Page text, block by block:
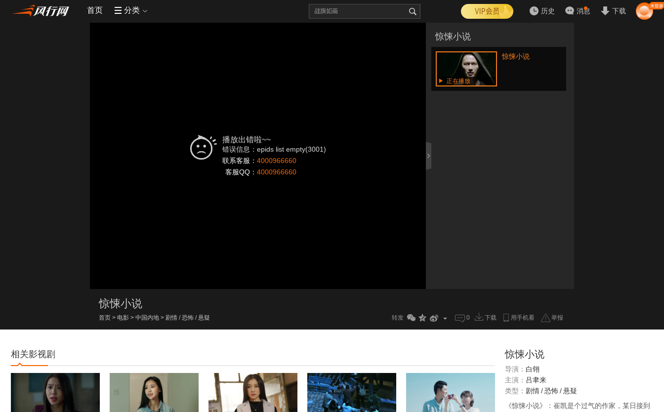
首页 分类 历史 消息 下载
播放出错啦~~
错误信息：epids list empty(3001)
联系客服： 4000966660
客服QQ： 4000966660
惊悚小说
正在播放
惊悚小说
惊悚小说
首页 > 电影 > 中国内地 > 剧情 / 恐怖 / 悬疑 转发 0 下载 用手机看 举报
相关影视剧 惊悚小说
导演： 白翎
主演： 吕聿来
类型： 剧情/恐怖/悬疑
《惊悚小说》：崔凯是个过气的作家，某日接到